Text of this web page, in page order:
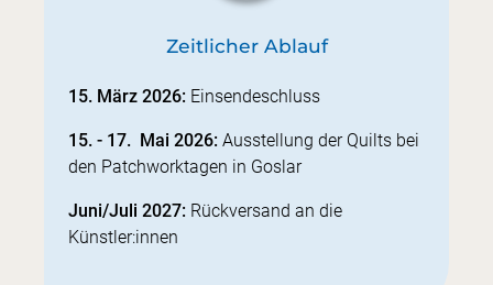
Zeitlicher Ablauf
15. März 2026: Einsendeschluss
15. - 17. Mai 2026: Ausstellung der Quilts bei
den Patchworktagen in Goslar
Juni/Juli 2027: Rückversand an die
Künstler:innen